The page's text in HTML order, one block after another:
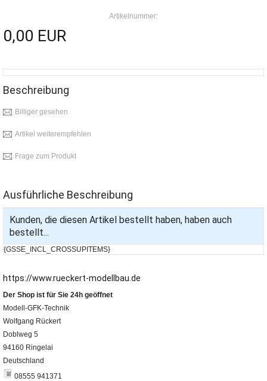
Artikelnummer:
0,00 EUR
Beschreibung
Billiger gesehen
Artikel weiterempfehlen
Frage zum Produkt
Ausführliche Beschreibung
Kunden, die diesen Artikel bestellt haben, haben auch
bestellt...
{GSSE_INCL_CROSSUPITEMS}
https://www.rueckert-modellbau.de
Der Shop ist für Sie 24h geöffnet
Modell-GFK-Technik
Wolfgang Rückert
Doblweg 5
94160 Ringelai
Deutschland
08555 941371